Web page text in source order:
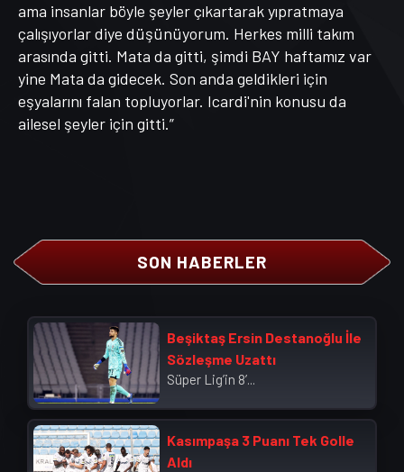
ama insanlar böyle şeyler çıkartarak yıpratmaya
çalışıyorlar diye düşünüyorum. Herkes milli takım
arasında gitti. Mata da gitti, şimdi BAY haftamız var
yine Mata da gidecek. Son anda geldikleri için
eşyalarını falan topluyorlar. Icardi'nin konusu da
ailesel şeyler için gitti.”
SON HABERLER
Beşiktaş Ersin Destanoğlu İle
Sözleşme Uzattı
Süper Lig’in 8’...
Kasımpaşa 3 Puanı Tek Golle
Aldı